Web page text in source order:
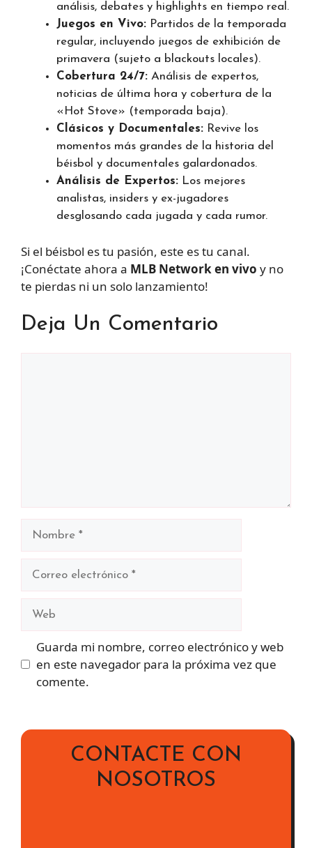
análisis, debates y highlights en tiempo real.
Juegos en Vivo: Partidos de la temporada
regular, incluyendo juegos de exhibición de
primavera (sujeto a blackouts locales).
Cobertura 24/7: Análisis de expertos,
noticias de última hora y cobertura de la
«Hot Stove» (temporada baja).
Clásicos y Documentales: Revive los
momentos más grandes de la historia del
béisbol y documentales galardonados.
Análisis de Expertos: Los mejores
analistas, insiders y ex-jugadores
desglosando cada jugada y cada rumor.
Si el béisbol es tu pasión, este es tu canal.
¡Conéctate ahora a MLB Network en vivo y no
te pierdas ni un solo lanzamiento!
Deja Un Comentario
Nombre
Guarda mi nombre, correo electrónico y web
en este navegador para la próxima vez que
comente.
CONTACTE CON
NOSOTROS